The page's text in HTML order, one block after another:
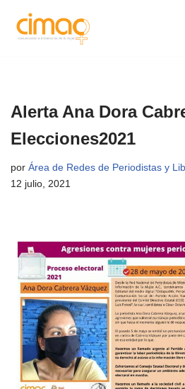
Saltar
Alerta Ana Dora
Elecciones2021
por Área de Redes de Periodistas y
12 julio, 2021